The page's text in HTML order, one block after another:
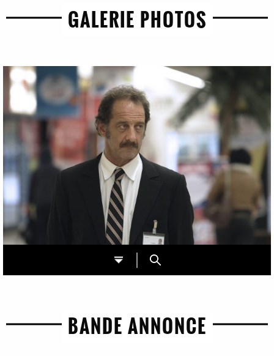
GALERIE PHOTOS
BANDE ANNONCE